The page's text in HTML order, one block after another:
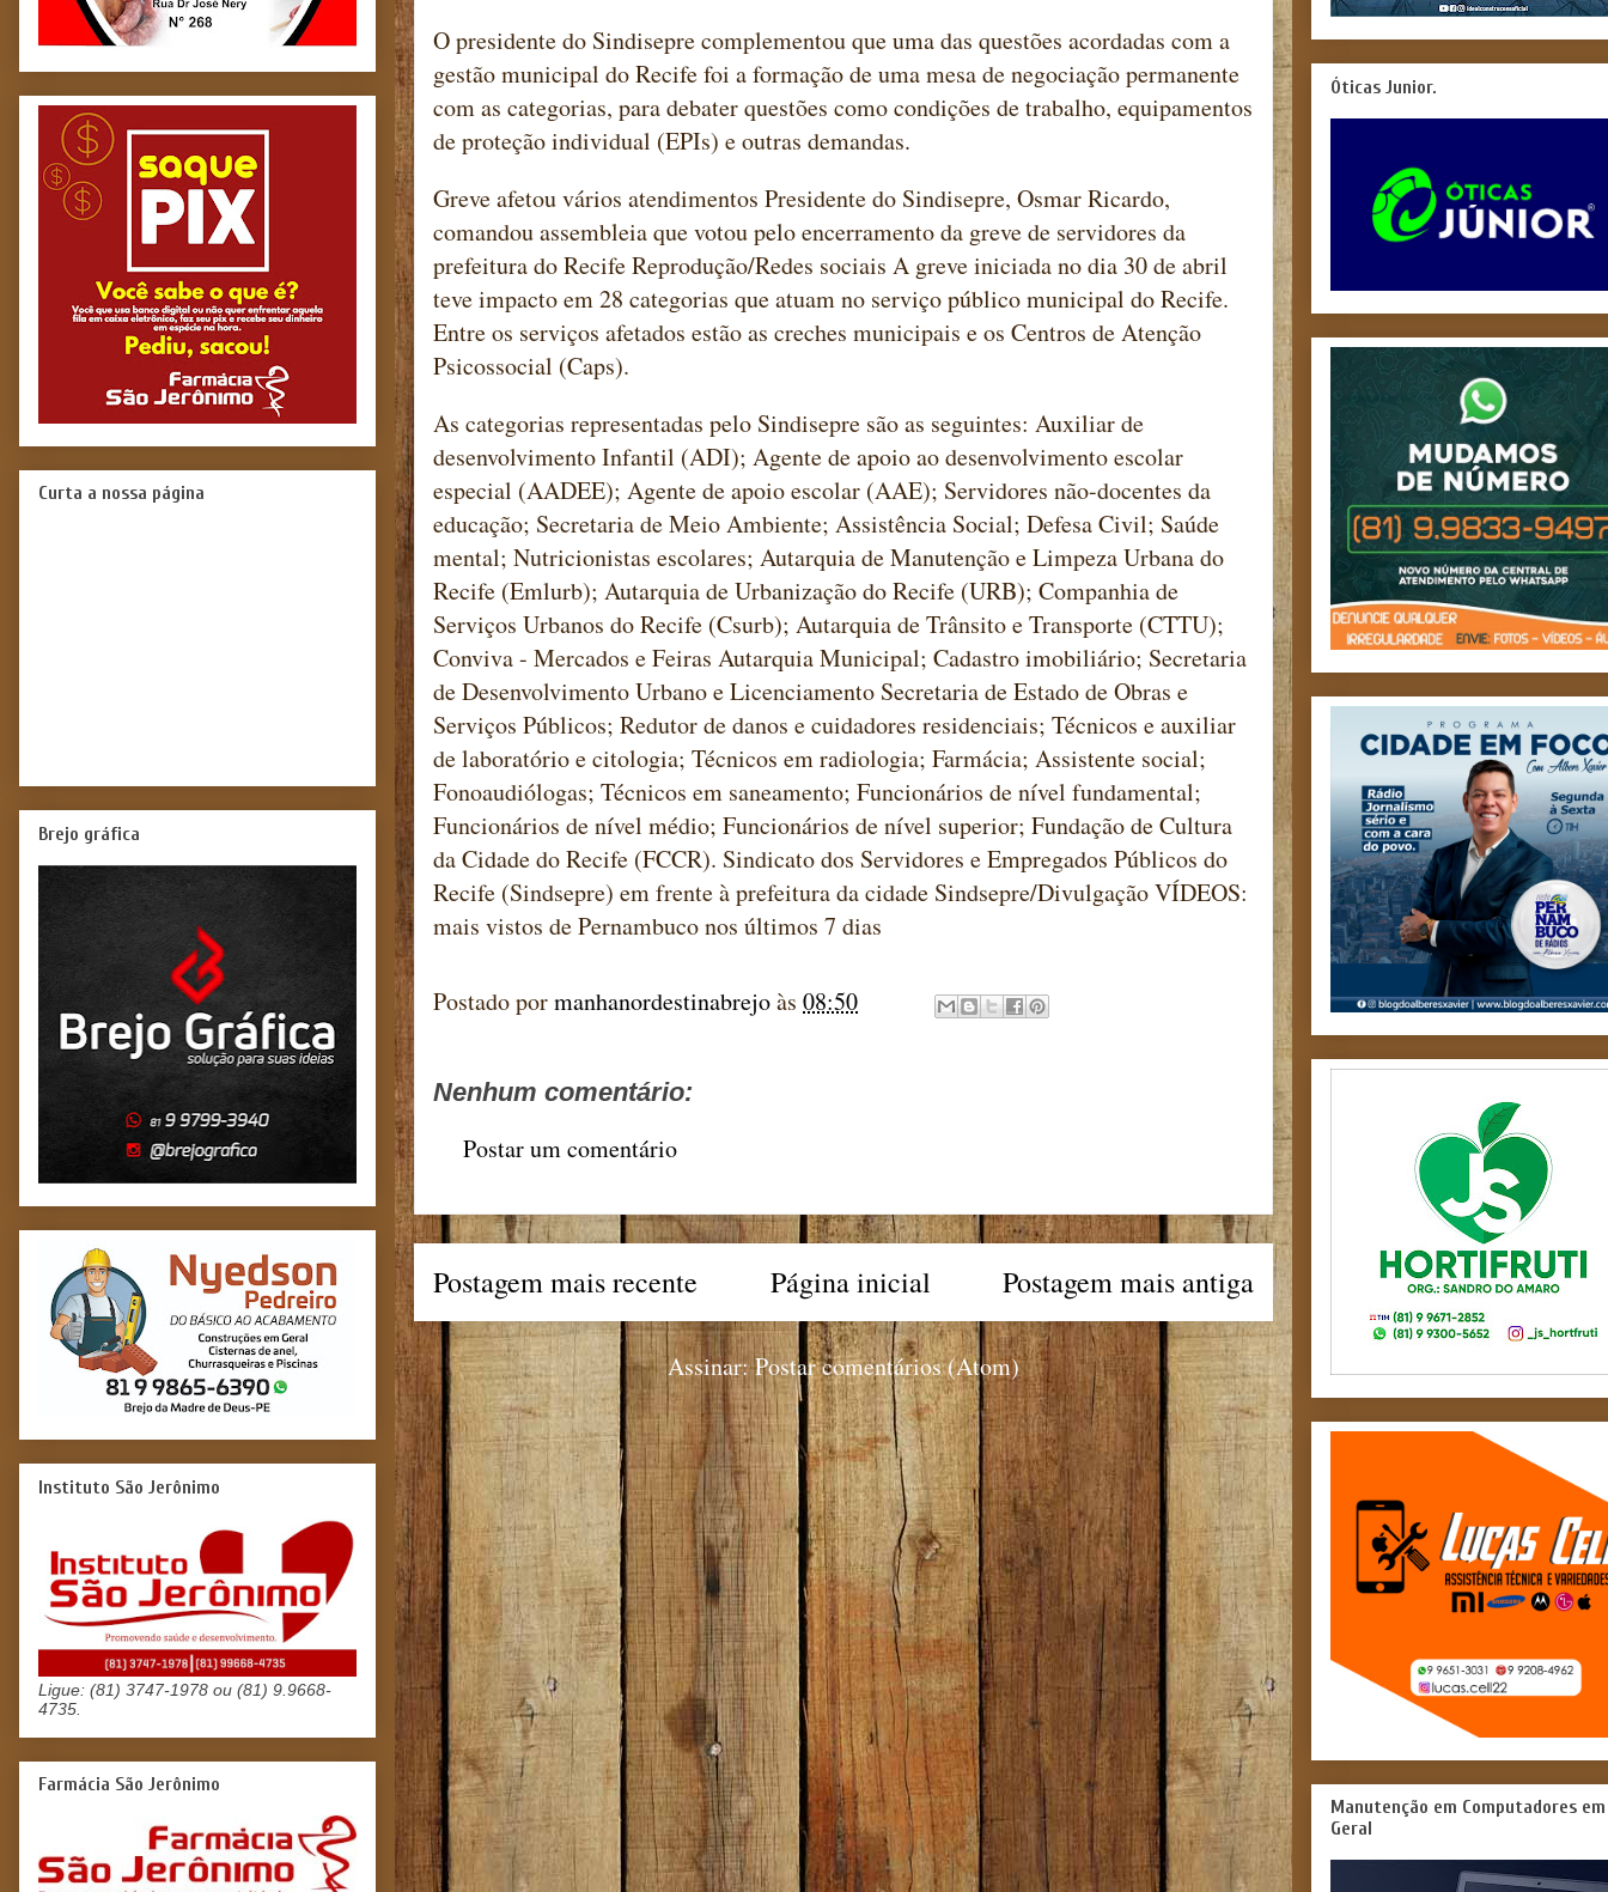
O presidente do Sindisepre complementou que uma das questões acordadas com a
gestão municipal do Recife foi a formação de uma mesa de negociação permanente
com as categorias, para debater questões como condições de trabalho, equipamentos
de proteção individual (EPIs) e outras demandas.
Greve afetou vários atendimentos Presidente do Sindisepre, Osmar Ricardo,
comandou assembleia que votou pelo encerramento da greve de servidores da
prefeitura do Recife Reprodução/Redes sociais A greve iniciada no dia 30 de abril
teve impacto em 28 categorias que atuam no serviço público municipal do Recife.
Entre os serviços afetados estão as creches municipais e os Centros de Atenção
Psicossocial (Caps).
As categorias representadas pelo Sindisepre são as seguintes: Auxiliar de
desenvolvimento Infantil (ADI); Agente de apoio ao desenvolvimento escolar
especial (AADEE); Agente de apoio escolar (AAE); Servidores não-docentes da
educação; Secretaria de Meio Ambiente; Assistência Social; Defesa Civil; Saúde
mental; Nutricionistas escolares; Autarquia de Manutenção e Limpeza Urbana do
Recife (Emlurb); Autarquia de Urbanização do Recife (URB); Companhia de
Serviços Urbanos do Recife (Csurb); Autarquia de Trânsito e Transporte (CTTU);
Conviva - Mercados e Feiras Autarquia Municipal; Cadastro imobiliário; Secretaria
de Desenvolvimento Urbano e Licenciamento Secretaria de Estado de Obras e
Serviços Públicos; Redutor de danos e cuidadores residenciais; Técnicos e auxiliar
de laboratório e citologia; Técnicos em radiologia; Farmácia; Assistente social;
Fonoaudiólogas; Técnicos em saneamento; Funcionários de nível fundamental;
Funcionários de nível médio; Funcionários de nível superior; Fundação de Cultura
da Cidade do Recife (FCCR). Sindicato dos Servidores e Empregados Públicos do
Recife (Sindsepre) em frente à prefeitura da cidade Sindsepre/Divulgação VÍDEOS:
mais vistos de Pernambuco nos últimos 7 dias
Postado pormanhanordestinabrejoàs 08:50
Nenhum comentário:
Postar um comentário
Postagem mais recente Postagem mais antiga
Página inicial
Assinar:Postar comentários (Atom)
Curta a nossa página
Brejo gráfica
Instituto São Jerônimo
Ligue: (81) 3747-1978 ou (81) 9.9668-
4735.
Farmácia São Jerônimo
Óticas Junior.
Manutenção em Computadores em
Geral